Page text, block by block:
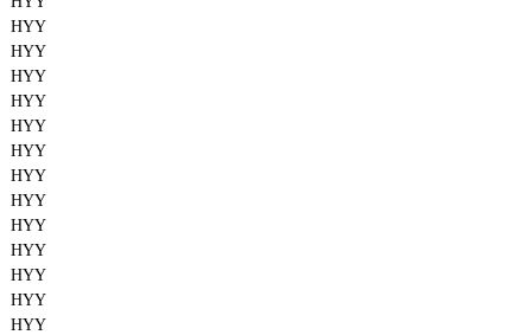
HYY
HYY
HYY
HYY
HYY
HYY
HYY
HYY
HYY
HYY
HYY
HYY
HYY